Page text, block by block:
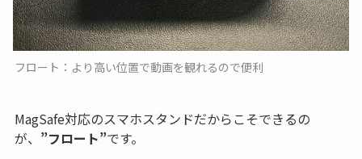
フロート：より高い位置で動画を観れるので便利
MagSafe対応のスマホスタンドだからこそできるの
が、 ”フロート”です。